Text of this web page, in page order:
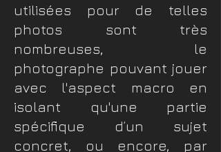
utilisées pour de telles
photos sont très
nombreuses, le
photographe pouvant jouer
avec l'aspect macro en
isolant qu'une partie
spécifique d’un sujet
concret, ou encore, par